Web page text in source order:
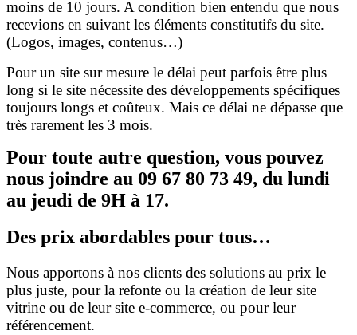
moins de 10 jours. A condition bien entendu que nous
recevions en suivant les éléments constitutifs du site.
(Logos, images, contenus…)
Pour un site sur mesure le délai peut parfois être plus
long si le site nécessite des développements spécifiques
toujours longs et coûteux. Mais ce délai ne dépasse que
très rarement les 3 mois.
Pour toute autre question, vous pouvez
nous joindre au 09 67 80 73 49, du lundi
au jeudi de 9H à 17.
Des prix abordables pour tous…
Nous apportons à nos clients des solutions au prix le
plus juste, pour la refonte ou la création de leur site
vitrine ou de leur site e-commerce, ou pour leur
référencement.